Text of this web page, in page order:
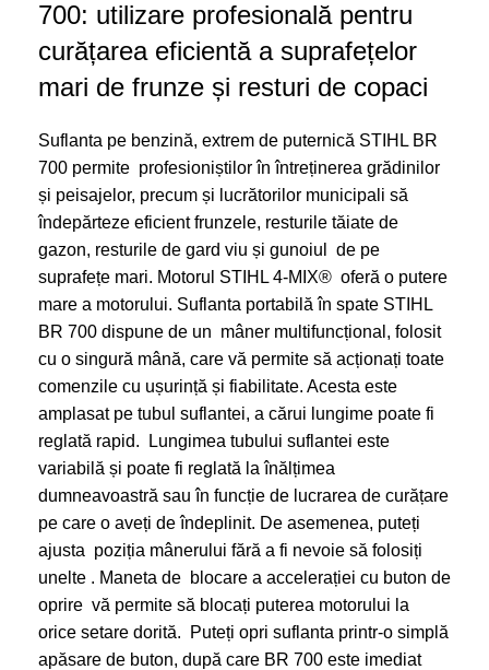
700: utilizare profesională pentru
curățarea eficientă a suprafețelor
mari de frunze și resturi de copaci
Suflanta pe benzină, extrem de puternică STIHL BR
700 permite profesioniștilor în întreținerea grădinilor
și peisajelor, precum și lucrătorilor municipali să
îndepărteze eficient frunzele, resturile tăiate de
gazon, resturile de gard viu și gunoiul de pe
suprafețe mari. Motorul STIHL 4-MIX® oferă o putere
mare a motorului. Suflanta portabilă în spate STIHL
BR 700 dispune de un mâner multifuncțional, folosit
cu o singură mână, care vă permite să acționați toate
comenzile cu ușurință și fiabilitate. Acesta este
amplasat pe tubul suflantei, a cărui lungime poate fi
reglată rapid. Lungimea tubului suflantei este
variabilă și poate fi reglată la înălțimea
dumneavoastră sau în funcție de lucrarea de curățare
pe care o aveți de îndeplinit. De asemenea, puteți
ajusta poziția mânerului fără a fi nevoie să folosiți
unelte . Maneta de blocare a accelerației cu buton de
oprire vă permite să blocați puterea motorului la
orice setare dorită. Puteți opri suflanta printr-o simplă
apăsare de buton, după care BR 700 este imediat